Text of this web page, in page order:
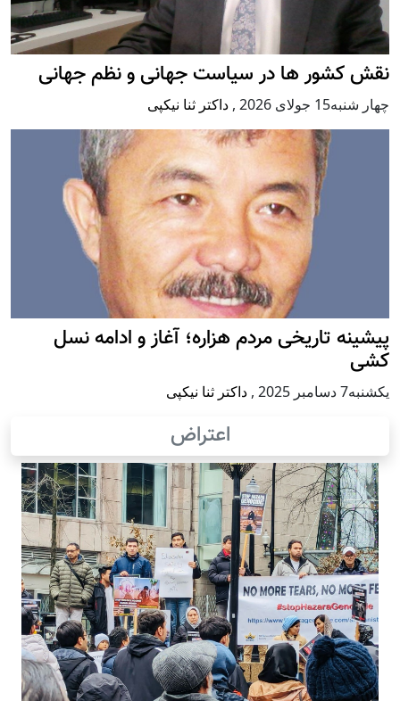
نقش کشور ها در سیاست جهانی و نظم جهانی
چهار شنبه15 جولای 2026 , داکتر ثنا نیکپی
پيشينه تاريخی مردم هزاره؛ آغاز و ادامه نسل
کشی
يكشنبه7 دسامبر 2025 , داکتر ثنا نیکپی
اعتراض